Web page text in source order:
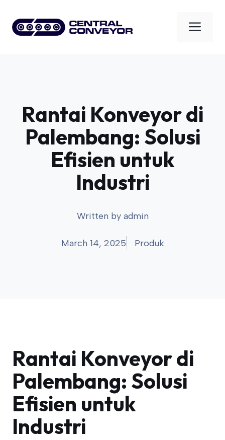
content
Rantai Konveyor di
Palembang: Solusi
Efisien untuk
Industri
Written by admin
March 14, 2025 Produk
Rantai Konveyor di
Palembang: Solusi
Efisien untuk
Industri